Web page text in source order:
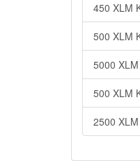
450 XLM
500 XLM
5000
500 XLM
2500